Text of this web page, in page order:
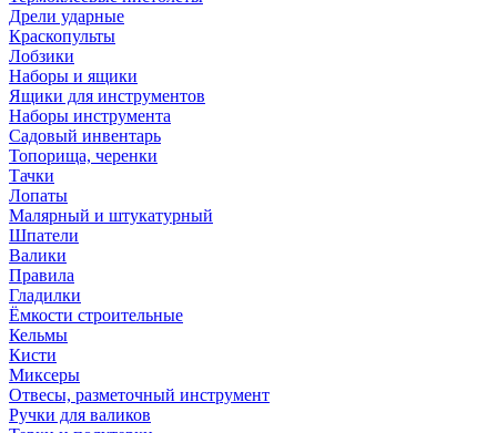
Дрели ударные
Краскопульты
Лобзики
Наборы и ящики
Ящики для инструментов
Наборы инструмента
Садовый инвентарь
Топорища, черенки
Тачки
Лопаты
Малярный и штукатурный
Шпатели
Валики
Правила
Гладилки
Ёмкости строительные
Кельмы
Кисти
Миксеры
Отвесы, разметочный инструмент
Ручки для валиков